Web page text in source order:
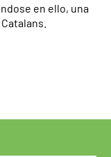
en ello, una